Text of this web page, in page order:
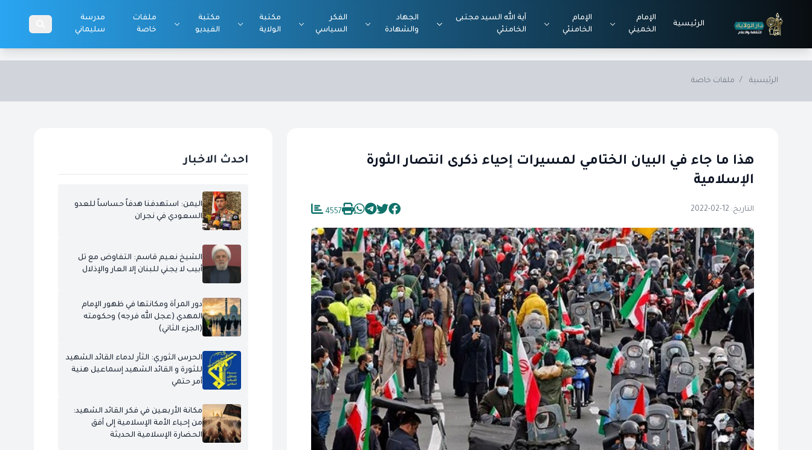
الرئيسية
الإمام
الخميني
الإمام
الخامنئي
آية الله السيد مجتبى
الخامنئي
الجهاد
والشهادة
الفكر
السياسي
مكتبة
الولاية
مكتبة
الفيديو
ملفات
خاصة
مدرسة
سليماني
الرئيسية / ملفات خاصة
هذا ما جاء في البيان الختامي لمسيرات إحياء ذكرى انتصار الثورة
الإسلامية
التاريخ: 12-02-2022 4557
احدث الاخبار
اليمن: استهدفنا هدفاً حساساً للعدو
السعودي في نجران
الشيخ نعيم قاسم: التفاوض مع تل
أبيب لا يجني للبنان إلا العار والإذلال
دور المرأة ومكانتها في ظهور الإمام
المهدي (عجل الله فرجه) وحكومته
(الجزء الثاني)
الحرس الثوري: الثأر لدماء القائد الشهيد
للثورة و القائد الشهيد إسماعيل هنية
أمر حتمي
مكانة الأربعين في فكر القائد الشهيد:
من إحياء الأمة الإسلامية إلى أفق
الحضارة الإسلامية الحديثة